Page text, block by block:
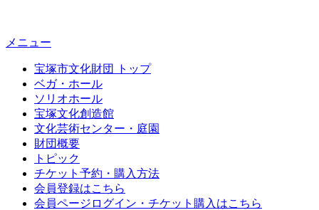
メニュー
宝塚市文化財団 トップ
ベガ・ホール
ソリオホール
宝塚文化創造館
文化芸術センター・庭園
財団概要
トピック
チケット予約・購入方法
会員登録はこちら
会員ページログイン・チケット購入はこちら